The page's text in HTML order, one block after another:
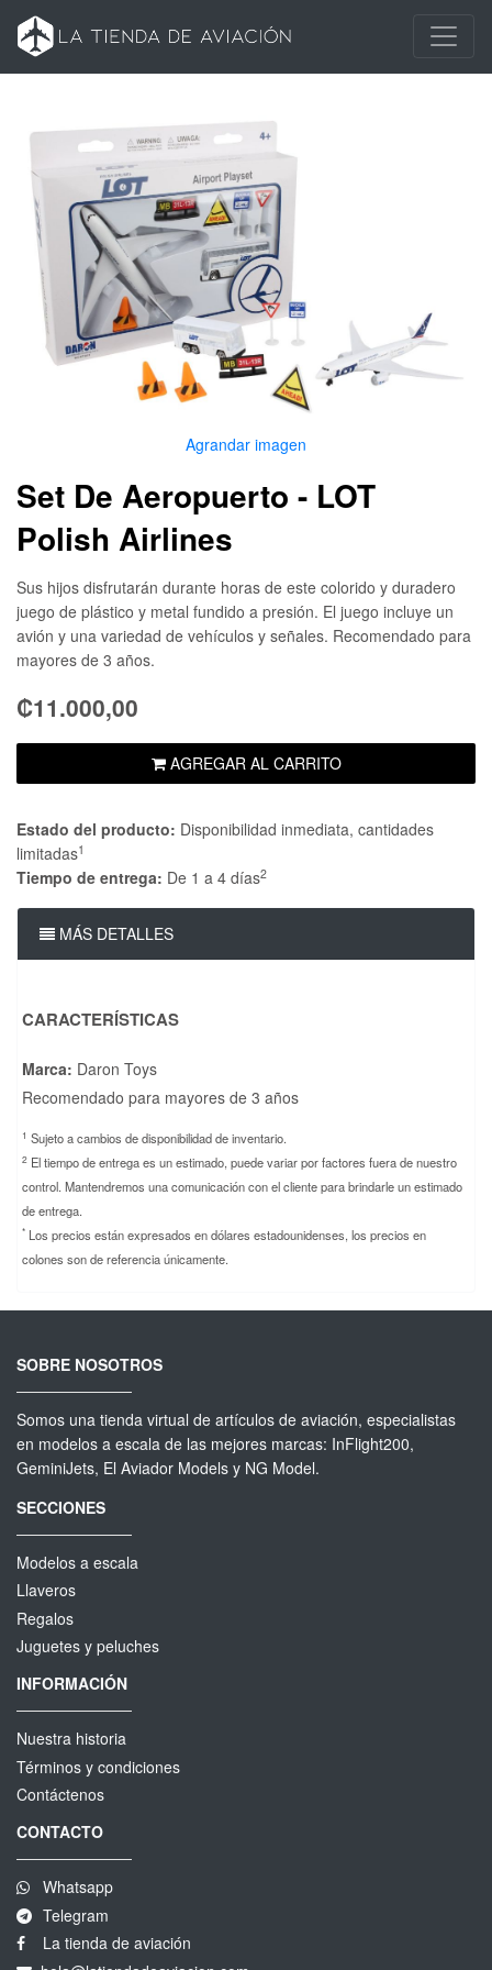
Agrandar imagen
Set De Aeropuerto - LOT
Polish Airlines
Sus hijos disfrutarán durante horas de este colorido y duradero
juego de plástico y metal fundido a presión. El juego incluye un
avión y una variedad de vehículos y señales. Recomendado para
mayores de 3 años.
₡11.000,00
AGREGAR AL CARRITO
Estado del producto: Disponibilidad inmediata, cantidades
limitadas1
Tiempo de entrega: De 1 a 4 días2
MÁS DETALLES
CARACTERÍSTICAS
Marca: Daron Toys
Recomendado para mayores de 3 años
1 Sujeto a cambios de disponibilidad de inventario.
2 El tiempo de entrega es un estimado, puede variar por factores fuera de nuestro
control. Mantendremos una comunicación con el cliente para brindarle un estimado
de entrega.
* Los precios están expresados en dólares estadounidenses, los precios en
colones son de referencia únicamente.
SOBRE NOSOTROS
Somos una tienda virtual de artículos de aviación, especialistas
en modelos a escala de las mejores marcas: InFlight200,
GeminiJets, El Aviador Models y NG Model.
SECCIONES
Modelos a escala
Llaveros
Regalos
Juguetes y peluches
INFORMACIÓN
Nuestra historia
Términos y condiciones
Contáctenos
CONTACTO
Whatsapp
Telegram
La tienda de aviación